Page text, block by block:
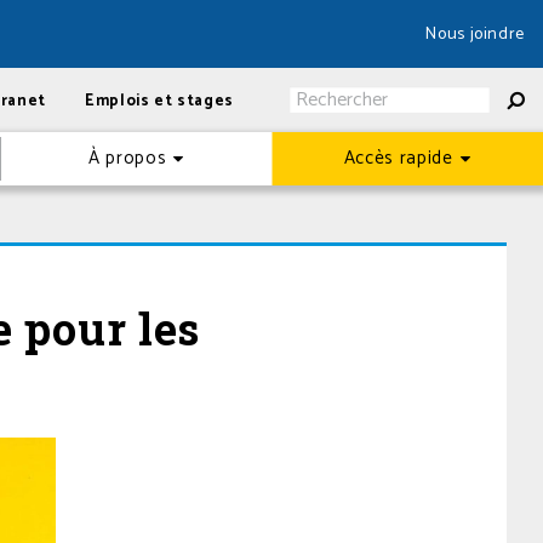
Nous joindre
Emplois et stages
À propos Accès rapide
pour les